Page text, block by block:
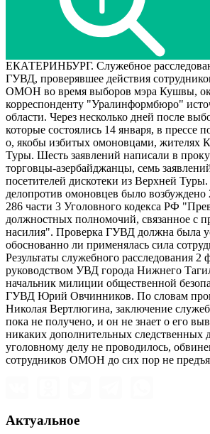
ЕКАТЕРИНБУРГ. Служебное
ГУВД, проверявшее действия
ОМОН во время выборов мэра Кушвы,
корреспонденту "Уралинформбюро"
области. Через несколько дней после
которые состоялись 14 января, в прессе
о, якобы избитых омоновцами, жителях
Туры. Шесть заявлений написали в
торговцы-азербайджанцы, семь
посетителей дискотеки из Верхней
делопротив омоновцев было возбуждено
286 части 3 Уголовного кодекса РФ
должностных полномочий, связанное с
насилия". Проверка ГУВД должна была
обоснованно ли применялась сила
Результаты служебного расследования 2
руководством УВД города Нижнего
начальник милиции общественной
ГУВД Юрий Овчинников. По словам
Николая Вертлюгина, заключение
пока не получено, и он не знает о его
никаких дополнительных следственных
уголовному делу не проводилось,
сотрудников ОМОН до сих пор не
Актуальное